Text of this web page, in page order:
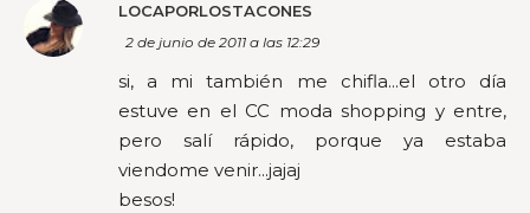
LOCAPORLOSTACONES
2 de junio de 2011 a las 12:29
si, a mi también me chifla...el otro día
estuve en el CC moda shopping y entre,
pero salí rápido, porque ya estaba
viendome venir...jajaj
besos!